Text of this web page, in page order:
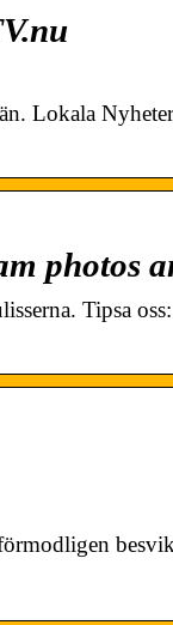
Lokala
photos
Tipsa